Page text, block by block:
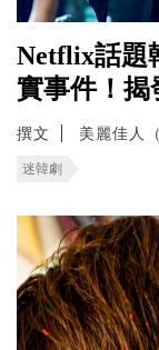
Netflix話題
實事件！揭
撰文 美麗佳人
迷韓劇